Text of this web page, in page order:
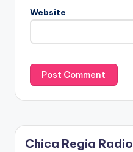
Website
Chica Regia Radio